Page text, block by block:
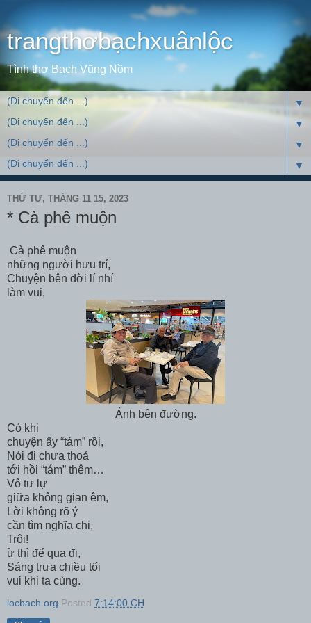
trangthơbạchxuânlộc
Tình thơ Bạch Vũng Nồm
▼
▼
▼
▼
THỨ TƯ, THÁNG 11 15, 2023
* Cà phê muộn
Cà phê muộn
những người hưu trí,
Chuyện bên đời lí nhí
làm vui,
Ảnh bên đường.
Có khi
chuyện ấy “tám” rồi,
Nói đi chưa thoả
tới hồi “tám” thêm…
Vô tư lự
giữa không gian êm,
Lời không rõ ý
cần tìm nghĩa chi,
Trôi!
ừ thì để qua đi,
Sáng trưa chiều tối
vui khi ta cùng.
locbach.org Posted 7:14:00 CH